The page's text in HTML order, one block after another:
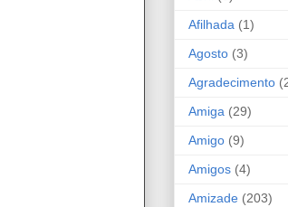
Afilhada (1)
Agosto (3)
Agradecimento
Amiga (29)
Amigo (9)
Amigos (4)
Amizade (203)